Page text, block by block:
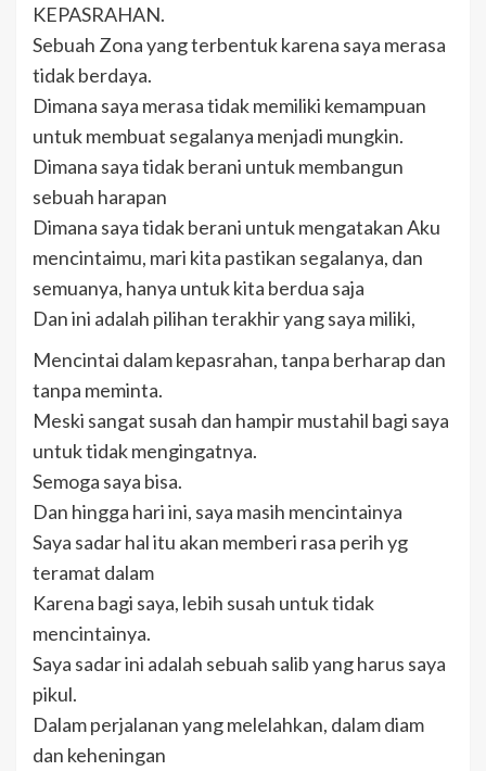
KEPASRAHAN.
Sebuah Zona yang terbentuk karena saya merasa
tidak berdaya.
Dimana saya merasa tidak memiliki kemampuan
untuk membuat segalanya menjadi mungkin.
Dimana saya tidak berani untuk membangun
sebuah harapan
Dimana saya tidak berani untuk mengatakan Aku
mencintaimu, mari kita pastikan segalanya, dan
semuanya, hanya untuk kita berdua saja
Dan ini adalah pilihan terakhir yang saya miliki,
Mencintai dalam kepasrahan, tanpa berharap dan
tanpa meminta.
Meski sangat susah dan hampir mustahil bagi saya
untuk tidak mengingatnya.
Semoga saya bisa.
Dan hingga hari ini, saya masih mencintainya
Saya sadar hal itu akan memberi rasa perih yg
teramat dalam
Karena bagi saya, lebih susah untuk tidak
mencintainya.
Saya sadar ini adalah sebuah salib yang harus saya
pikul.
Dalam perjalanan yang melelahkan, dalam diam
dan keheningan